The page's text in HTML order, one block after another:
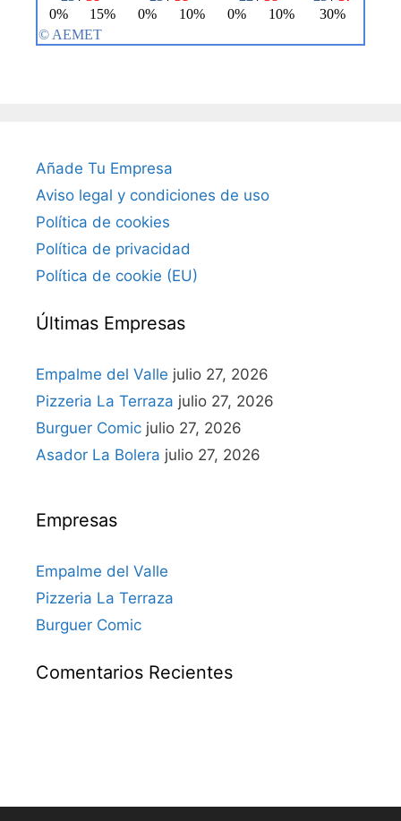
Añade Tu Empresa
Aviso legal y condiciones de uso
Política de cookies
Política de privacidad
Política de cookie (EU)
Últimas Empresas
Empalme del Valle julio 27, 2026
Pizzeria La Terraza julio 27, 2026
Burguer Comic julio 27, 2026
Asador La Bolera julio 27, 2026
Empresas
Empalme del Valle
Pizzeria La Terraza
Burguer Comic
Comentarios Recientes